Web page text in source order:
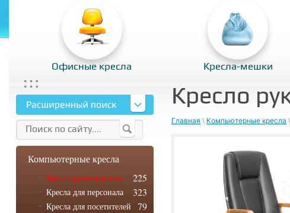
Офисные кресла Кресла-мешки
Компьютерные кресла
225
Кресла руководителя
323
Кресла для персонала
79
Кресла для посетителей
Кресло
Главная \ Компьютерные кресла \